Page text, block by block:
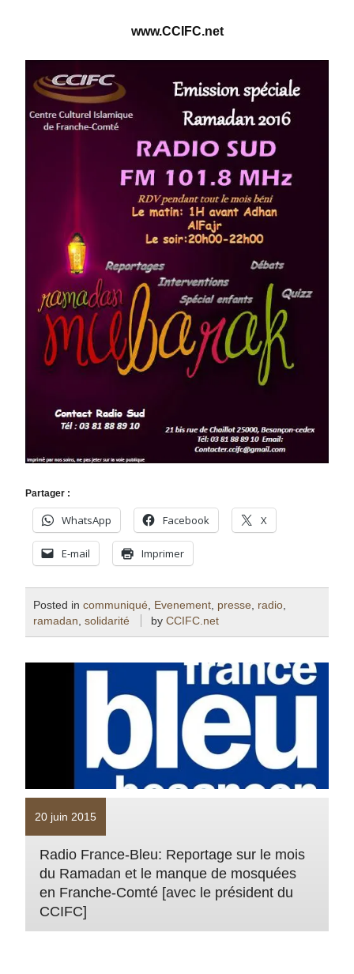
www.CCIFC.net
Partager :
WhatsApp Facebook X
E-mail Imprimer
Posted incommuniqué Evenement presse radio
ramadan ,solidarité by CCIFC.net
20 juin 2015
Radio France-Bleu: Reportage sur le mois
du Ramadan et le manque de mosquées
en Franche-Comté [avec le président du
CCIFC]